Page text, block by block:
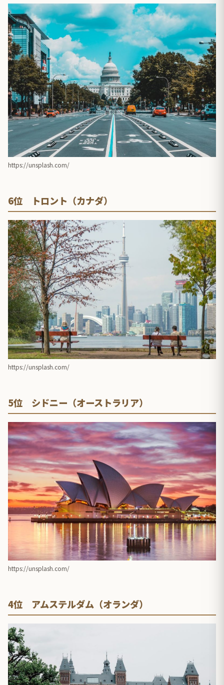
https://unsplash.com/
6位 トロント（カナダ）
https://unsplash.com/
5位 シドニー（オーストラリア）
https://unsplash.com/
4位 アムステルダム（オランダ）